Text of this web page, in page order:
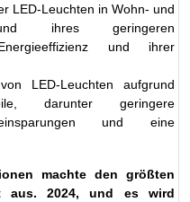
LED-Leuchten in Wohn- und
ihres geringeren
und ihrer
LED-Leuchten aufgrund
darunter geringere
und eine
machte den größten
aus. 2024, und es wird